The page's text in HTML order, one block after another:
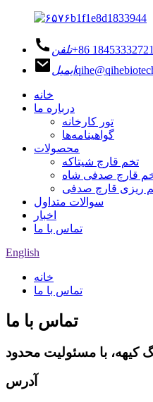
تلفن‎+86 18453332721‎
ایمیل
خانه
درباره ما
تور کارخانه
گواهینامه‌ها
محصولات
تخم قارچ شیتاکه
قارچ صدفی شاه
ریزی قارچ صدفی
سوالات متداول
اخبار
تماس با ما
English
خانه
تماس با ما
تماس با ما
کیهه، با مسئولیت محدود
آدرس